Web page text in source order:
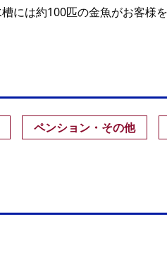
には約100匹の金魚がお客様
ペンション・その他